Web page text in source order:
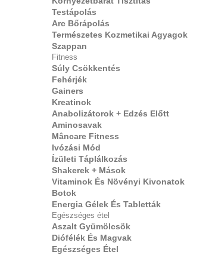
Testápolás
Arc Bőrápolás
Természetes Kozmetikai Agyagok
Szappan
Fitness
Súly Csökkentés
Fehérjék
Gainers
Kreatinok
Anabolizátorok + Edzés Előtt
Aminosavak
Mâncare Fitness
Ivózási Mód
Ízületi Táplálkozás
Shakerek + Mások
Vitaminok És Növényi Kivonatok
Botok
Energia Gélek És Tabletták
Egészséges étel
Aszalt Gyümölcsök
Diófélék És Magvak
Egészséges Étel